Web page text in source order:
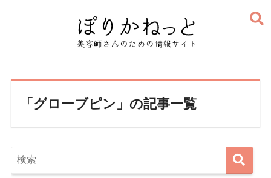
「グローブピン」の記事一覧